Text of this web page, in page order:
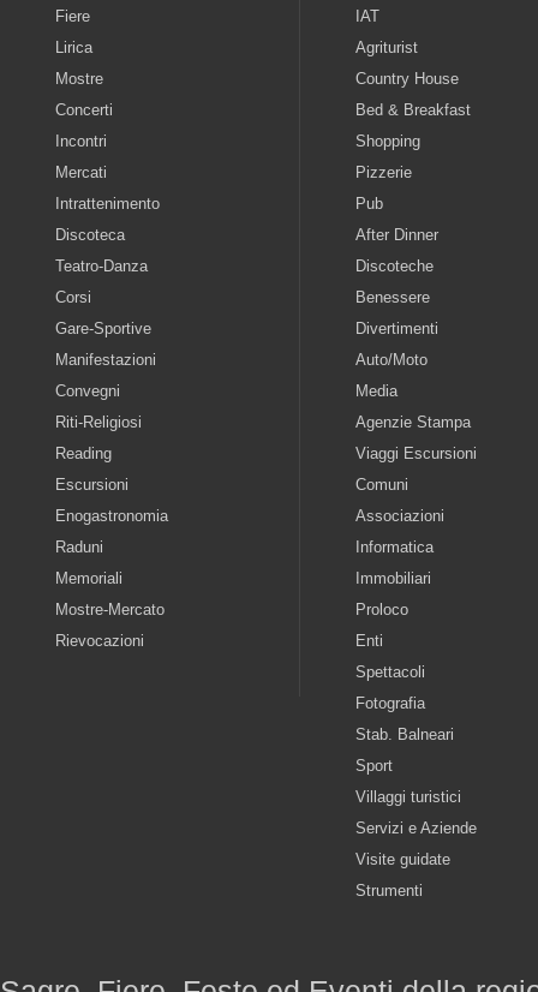
Fiere
Lirica
Mostre
Concerti
Incontri
Mercati
Intrattenimento
Discoteca
Teatro-Danza
Corsi
Gare-Sportive
Manifestazioni
Convegni
Riti-Religiosi
Reading
Escursioni
Enogastronomia
Raduni
Memoriali
Mostre-Mercato
Rievocazioni
IAT
Agriturist
Country House
Bed & Breakfast
Shopping
Pizzerie
Pub
After Dinner
Discoteche
Benessere
Divertimenti
Auto/Moto
Media
Agenzie Stampa
Viaggi Escursioni
Comuni
Associazioni
Informatica
Immobiliari
Proloco
Enti
Spettacoli
Fotografia
Stab. Balneari
Sport
Villaggi turistici
Servizi e Aziende
Visite guidate
Strumenti